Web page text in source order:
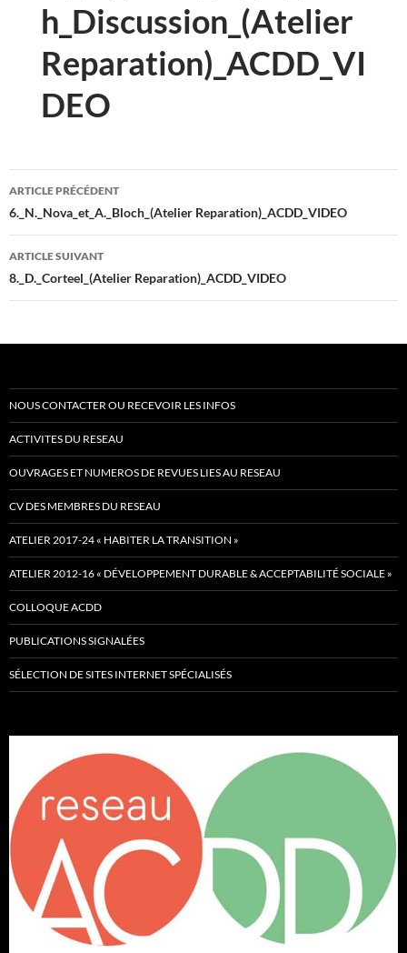
h_Discussion_(Atelier
Reparation)_ACDD_VI
DEO
Navigation
des
articles
ARTICLE PRÉCÉDENT
6._N._Nova_et_A._Bloch_(Atelier Reparation)_ACDD_VIDEO
ARTICLE SUIVANT
8._D._Corteel_(Atelier Reparation)_ACDD_VIDEO
NOUS CONTACTER OU RECEVOIR LES INFOS
ACTIVITES DU RESEAU
OUVRAGES ET NUMEROS DE REVUES LIES AU RESEAU
CV DES MEMBRES DU RESEAU
ATELIER 2017-24 « HABITER LA TRANSITION »
ATELIER 2012-16 « DÉVELOPPEMENT DURABLE & ACCEPTABILITÉ SOCIALE »
COLLOQUE ACDD
PUBLICATIONS SIGNALÉES
SÉLECTION DE SITES INTERNET SPÉCIALISÉS